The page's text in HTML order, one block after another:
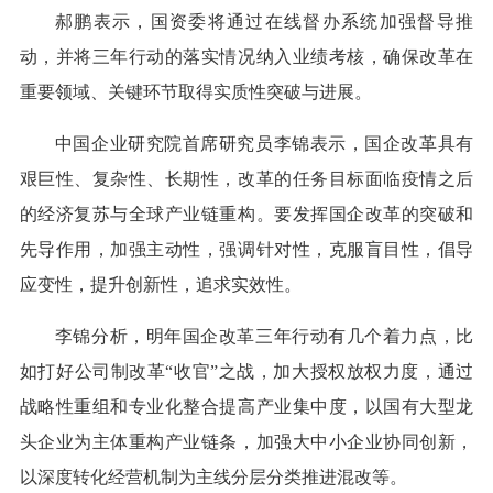
郝鹏表示，国资委将通过在线督办系统加强督导推
动，并将三年行动的落实情况纳入业绩考核，确保改革在
重要领域、关键环节取得实质性突破与进展。
中国企业研究院首席研究员李锦表示，国企改革具有
艰巨性、复杂性、长期性，改革的任务目标面临疫情之后
的经济复苏与全球产业链重构。要发挥国企改革的突破和
先导作用，加强主动性，强调针对性，克服盲目性，倡导
应变性，提升创新性，追求实效性。
李锦分析，明年国企改革三年行动有几个着力点，比
如打好公司制改革“收官”之战，加大授权放权力度，通过
战略性重组和专业化整合提高产业集中度，以国有大型龙
头企业为主体重构产业链条，加强大中小企业协同创新，
以深度转化经营机制为主线分层分类推进混改等。